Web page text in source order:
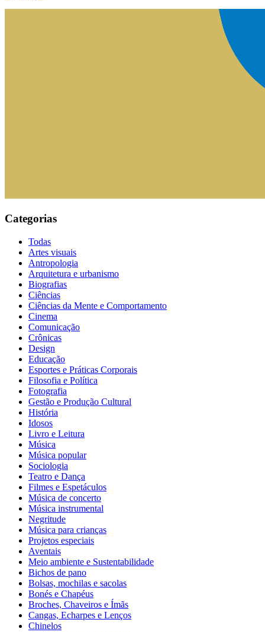
Categorias
Todas
Artes visuais
Antropologia
Arquitetura e urbanismo
Biografias
Ciências
Ciências da Mente e Comportamento
Cinema
Comunicação
Crônicas
Design
Educação
Esportes e Práticas Corporais
Filosofia e Política
Fotografia
Gestão e Produção Cultural
História
Idosos
Livro e Leitura
Música
Música popular
Sociologia
Teatro e Dança
Filmes e Espetáculos
Música de concerto
Música instrumental
Negritude
Música para crianças
Projetos especiais
Aventais
Meio ambiente e Sustentabilidade
Bichos de pano
Bolsas, mochilas e sacolas
Bonés e Chapéus
Broches, Chaveiros e Ímãs
Cangas, Echarpes e Lenços
Chinelos